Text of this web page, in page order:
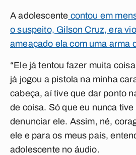
A adolescente contou em
o suspeito, Gilson Cruz, era
ameaçado ela com uma arma
“Ele já tentou fazer muita
já jogou a pistola na minha
cabeça, aí tive que dar ponto
de coisa. Só que eu nunca
denunciar ele. Assim, né,
ele e para os meus pais,
adolescente no áudio.